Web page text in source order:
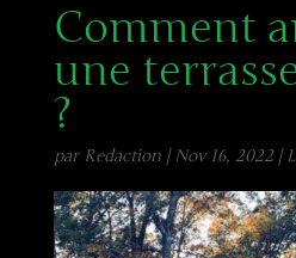
Comment
une
?
par Redaction| Nov 16, 2022|